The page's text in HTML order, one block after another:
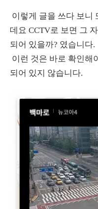
이렇게 글을 쓰다 보니
데요 CCTV로 보면 그
되어 있을까? 였습니다.
이런 것은 바로 확인해
되어 있지 않습니다.